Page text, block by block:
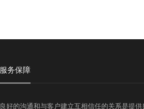
服务保障
良好的沟通和与客户建立互相信任的关系是提